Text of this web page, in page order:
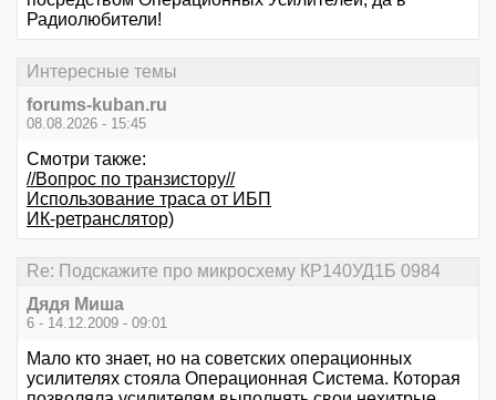
Радиолюбители!
Интересные темы
forums-kuban.ru
08.08.2026 - 15:45
Смотри также:
//Вопрос по транзистору//
Использование траса от ИБП
ИК-ретранслятор)
Re: Подскажите про микросхему КР140УД1Б 0984
Дядя Миша
6 - 14.12.2009 - 09:01
Мало кто знает, но на советских операционных
усилителях стояла Операционная Система. Которая